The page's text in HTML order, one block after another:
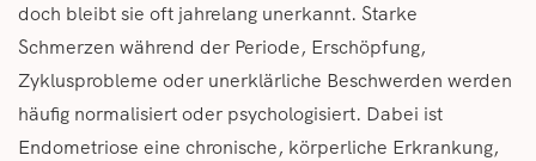
doch bleibt sie oft jahrelang unerkannt. Starke
Schmerzen während der Periode, Erschöpfung,
Zyklusprobleme oder unerklärliche Beschwerden werden
häufig normalisiert oder psychologisiert. Dabei ist
Endometriose eine chronische, körperliche Erkrankung,